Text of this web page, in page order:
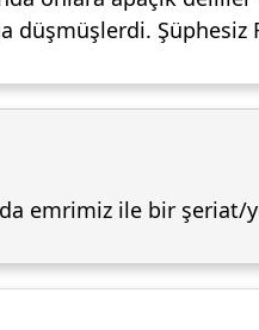
düşmüşlerdi.
emrimiz ile bir